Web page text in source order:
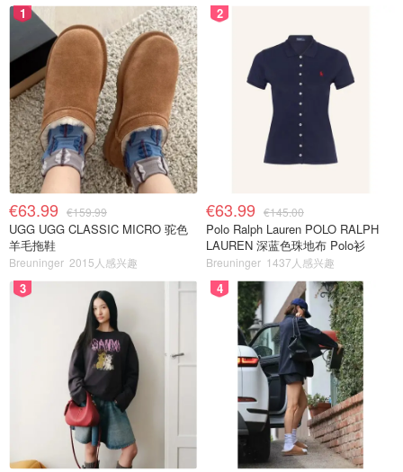
1
€63.99 €159.99
UGG UGG CLASSIC MICRO 驼色
羊毛拖鞋
Breuninger 2015人感兴趣
2
€63.99 €145.00
Polo Ralph Lauren POLO RALPH
LAUREN 深蓝色珠地布 Polo衫
Breuninger 1437人感兴趣
3 4